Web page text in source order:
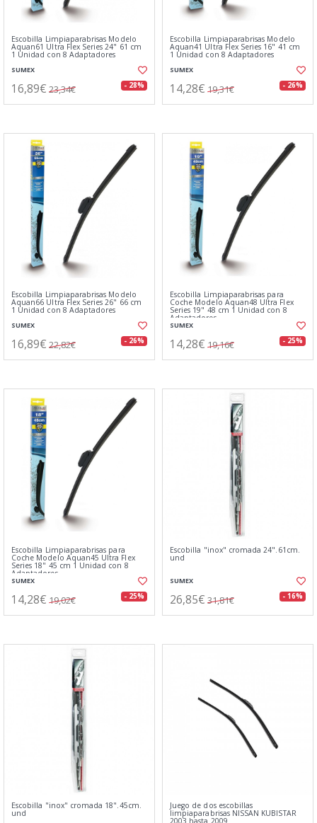
Escobilla Limpiaparabrisas Modelo
Aquan61 Ultra Flex Series 24" 61 cm
1 Unidad con 8 Adaptadores
SUMEX
16,89€ 23,34€ - 28%
Escobilla Limpiaparabrisas Modelo
Aquan41 Ultra Flex Series 16" 41 cm
1 Unidad con 8 Adaptadores
SUMEX
14,28€ 19,31€ - 26%
Escobilla Limpiaparabrisas Modelo
Aquan66 Ultra Flex Series 26" 66 cm
1 Unidad con 8 Adaptadores
SUMEX
16,89€ 22,82€ - 26%
Escobilla Limpiaparabrisas para
Coche Modelo Aquan48 Ultra Flex
Series 19" 48 cm 1 Unidad con 8
Adaptadores
SUMEX
14,28€ 19,16€ - 25%
Escobilla Limpiaparabrisas para
Coche Modelo Aquan45 Ultra Flex
Series 18" 45 cm 1 Unidad con 8
Adaptadores
SUMEX
14,28€ 19,02€ - 25%
Escobilla "inox" cromada 24".61cm.
und
SUMEX
26,85€ 31,81€ - 16%
Escobilla "inox" cromada 18".45cm.
und
Juego de dos escobillas
limpiaparabrisas NISSAN KUBISTAR
2003 hasta 2009